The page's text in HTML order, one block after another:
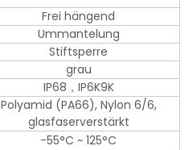
Frei hängend
Ummantelung
Stiftsperre
grau
IP68，IP6K9K
Polyamid (PA66), Nylon 6/6,
glasfaserverstärkt
-55°C ~ 125°C